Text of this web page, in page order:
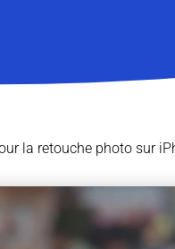
la retouche photo sur